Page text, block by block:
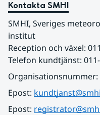
Kontakta SMHI
SMHI, Sveriges
institut
Reception och växel:
Telefon kundtjänst:
Organisationsnummer:
Epost:
Epost: